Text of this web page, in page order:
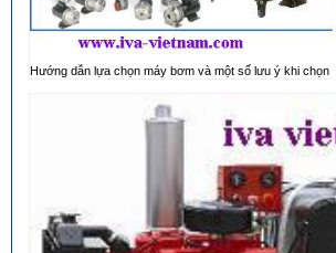
Hướng dẫn lựa chọn máy bơm và một số lưu ý khi chọn